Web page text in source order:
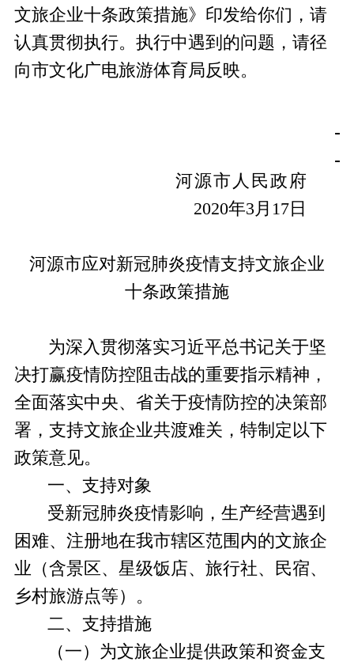
文旅企业十条政策措施》印发给你们，请
认真贯彻执行。执行中遇到的问题，请径
向市文化广电旅游体育局反映。
河源市人民政府
2020年3 月 17 日
河源市应对新冠肺炎疫情支持文旅企业
十条政策措施
为深入贯彻落实习近平总书记关于坚
决打赢疫情防控阻击战的重要指示精神，
全面落实中央、省关于疫情防控的决策部
署 ， 支持文旅企业共渡难关，特制定以下
政策意见。
一、支持对象
受新冠肺炎疫情影响 ，生产经营遇到
困难、注册地在我市辖区范围内的文旅企
业 （含景区、 星级饭 店、旅行社、民宿、
乡村旅游点等）。
二、支持措施
（一）为文旅企业提供政策和资金支